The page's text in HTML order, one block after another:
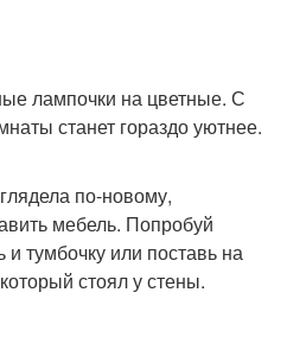
лампочки на цветные. С
станет гораздо уютнее.
по-новому,
мебель. Попробуй
тумбочку или поставь на
стоял у стены.